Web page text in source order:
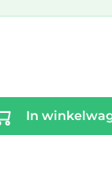
In